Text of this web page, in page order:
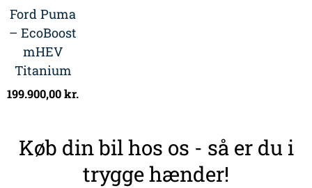
Ford Puma
– EcoBoost
mHEV
Titanium
199.900,00kr.
Køb din bil hos os - så er du i
trygge hænder!